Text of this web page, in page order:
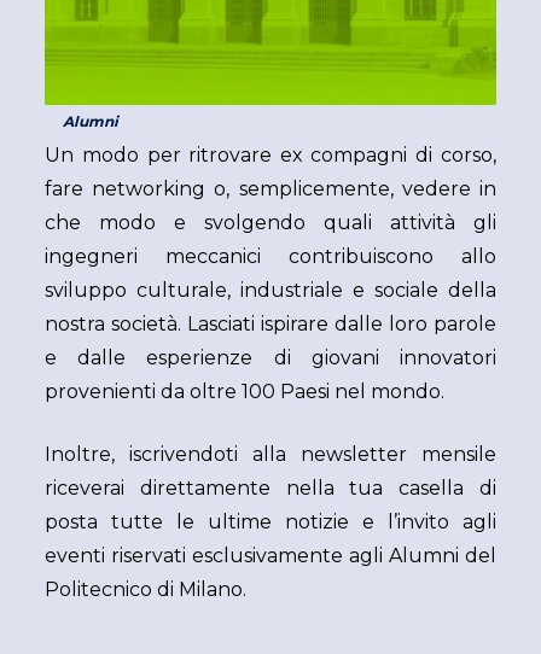
Alumni
Un modo per ritrovare ex compagni di corso,
fare networking o, semplicemente, vedere in
che modo e svolgendo quali attività gli
ingegneri meccanici contribuiscono allo
sviluppo culturale, industriale e sociale della
nostra società. Lasciati ispirare dalle loro parole
e dalle esperienze di giovani innovatori
provenienti da oltre 100 Paesi nel mondo.
Inoltre, iscrivendoti alla newsletter mensile
riceverai direttamente nella tua casella di
posta tutte le ultime notizie e l’invito agli
eventi riservati esclusivamente agli Alumni del
Politecnico di Milano.